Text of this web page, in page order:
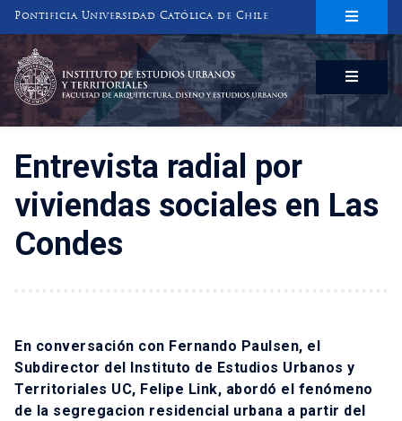
Pontificia Universidad Católica de Chile
INSTITUTO DE ESTUDIOS URBANOS
Y TERRITORIALES
FACULTAD DE ARQUITECTURA, DISEÑO Y ESTUDIOS URBANOS
Entrevista radial por
viviendas sociales en Las
Condes
En conversación con Fernando Paulsen, el
Subdirector del Instituto de Estudios Urbanos y
Territoriales UC, Felipe Link, abordó el fenómeno
de la segregacion residencial urbana a partir del